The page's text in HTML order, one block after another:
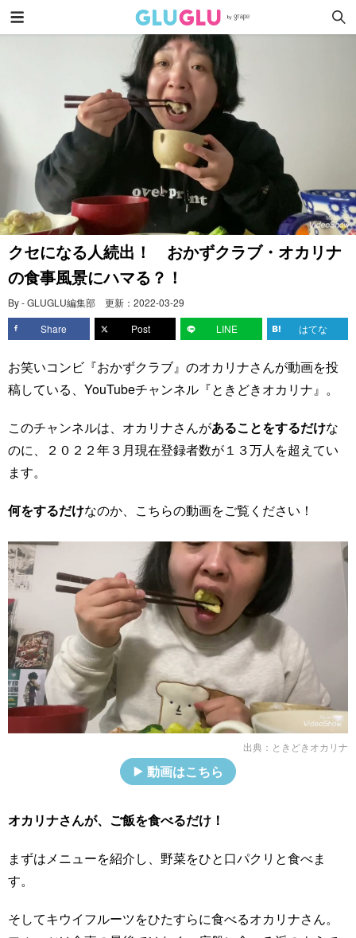
クセになる人続出！ おかずクラブ・オカリナ
の食事風景にハマる？！
By - GLUGLU編集部 更新： 2022-03-29
Share
Post LINE はてな
お笑いコンビ『おかずクラブ』のオカリナさんが動画を投
稿している、YouTubeチャンネル『ときどきオカリナ』。
このチャンネルは、オカリナさんがあることをするだけな
のに、２０２２年３月現在登録者数が１３万人を超えてい
ます。
何をするだけなのか、こちらの動画をご覧ください！
出典： ときどきオカリナ
動画はこちら
オカリナさんが、ご飯を食べるだけ！
まずはメニューを紹介し、野菜をひと口パクリと食べま
す。
そしてキウイフルーツをひたすらに食べるオカリナさん。